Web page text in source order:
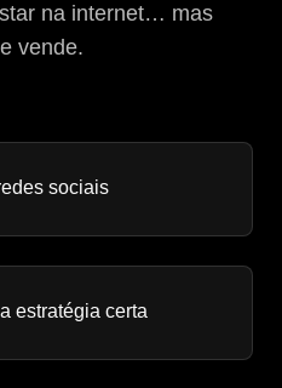
na internet… mas
vende.
sociais
estratégia certa